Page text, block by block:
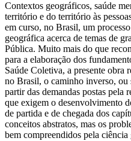
Contextos geográficos, saúde
território e do território às
em curso, no Brasil, um
geográfica acerca de temas de
Pública. Muito mais do que
para a elaboração dos
Saúde Coletiva, a presente obra
no Brasil, o caminho inverso, ou
partir das demandas postas pela
que exigem o desenvolvimento
de partida e de chegada dos
conceitos abstratos, mas os
bem compreendidos pela ciência